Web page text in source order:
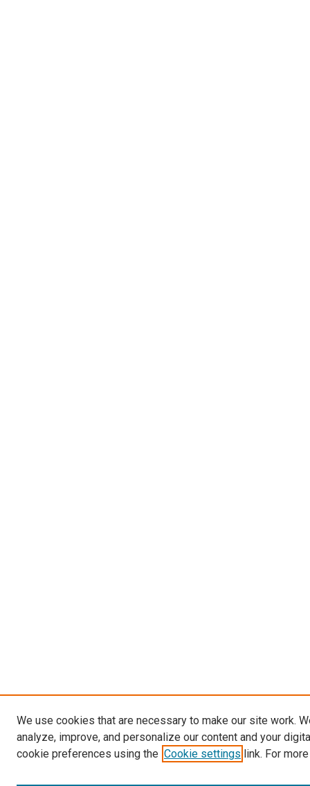
We use cookies that are necessary to make our site work.
analyze, improve, and personalize our content and your
cookie preferences using the Cookie settings link. For